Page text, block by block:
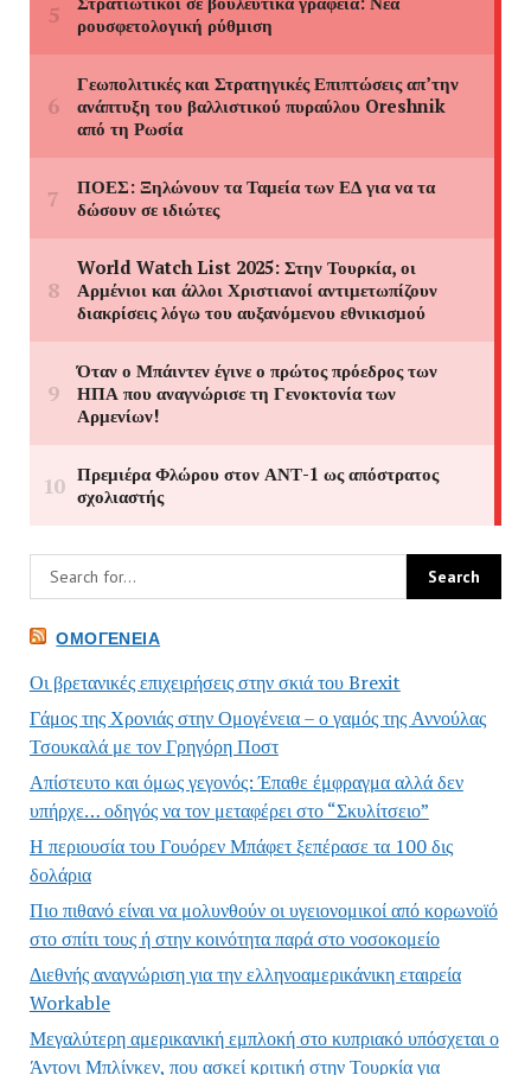
ΟΜΟΓΈΝΕΙΑ
Οι βρετανικές επιχειρήσεις στην σκιά του Brexit
Γάμος της Χρονιάς στην Ομογένεια – ο γαμός της Αννούλας
Τσουκαλά με τον Γρηγόρη Ποστ
Απίστευτο και όμως γεγονός: Έπαθε έμφραγμα αλλά δεν
υπήρχε… οδηγός να τον μεταφέρει στο “Σκυλίτσειο”
Η περιουσία του Γουόρεν Μπάφετ ξεπέρασε τα 100 δις
δολάρια
Πιο πιθανό είναι να μολυνθούν οι υγειονομικοί από κορωνοϊό
στο σπίτι τους ή στην κοινότητα παρά στο νοσοκομείο
Διεθνής αναγνώριση για την ελληνοαμερικάνικη εταιρεία
Workable
Μεγαλύτερη αμερικανική εμπλοκή στο κυπριακό υπόσχεται ο
Άντονι Μπλίνκεν, που ασκεί κριτική στην Τουρκία για